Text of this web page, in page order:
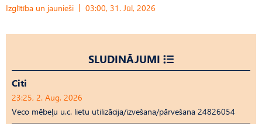
Izglītība un jaunieši 03:00, 31. Jūl, 2026
SLUDINĀJUMI
Citi
23:25, 2. Aug, 2026
Veco mēbeļu u.c. lietu utilizācija/izvešana/pārvešana 24826054